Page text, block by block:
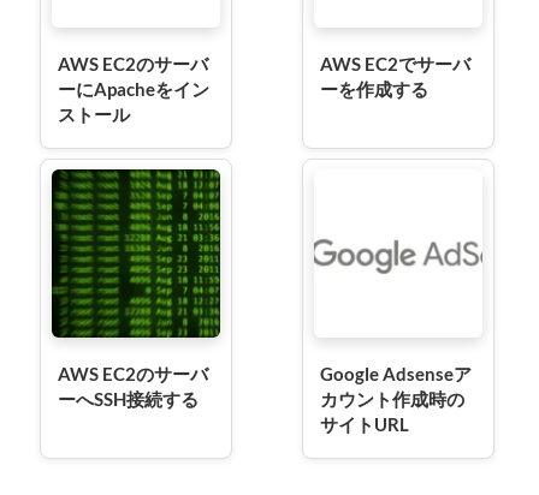
AWS EC2のサーバ
ーにApacheをイン
ストール
AWS EC2でサーバ
ーを作成する
AWS EC2のサーバ
ーへSSH接続する
Google Adsenseア
カウント作成時の
サイトURL